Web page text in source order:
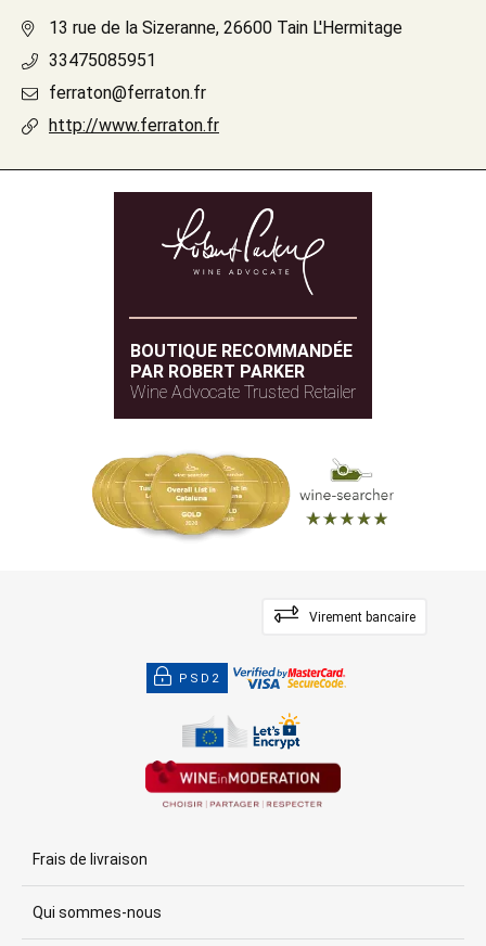
13 rue de la Sizeranne, 26600 Tain L'Hermitage
33475085951
ferraton@ferraton.fr
http://www.ferraton.fr
BOUTIQUE RECOMMANDÉE
PAR ROBERT PARKER
Wine Advocate Trusted Retailer
Virement bancaire
PSD2
Frais de livraison
Qui sommes-nous